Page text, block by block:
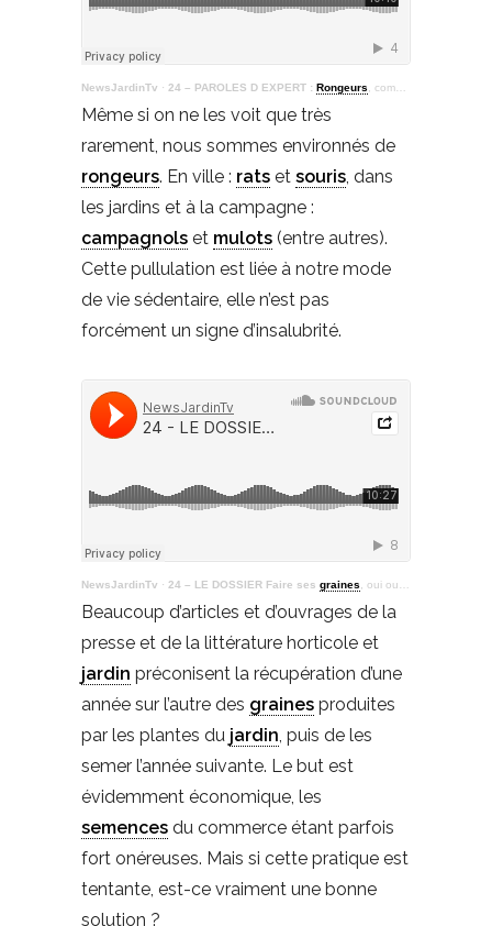
NewsJardinTv · 24 – PAROLES D EXPERT : Rongeurs , comment les contrôler?
Même si on ne les voit que très
rarement, nous sommes environnés de
rongeurs. En ville : rats et souris , dans
les jardins et à la campagne :
campagnols et mulots (entre autres).
Cette pullulation est liée à notre mode
de vie sédentaire, elle n’est pas
forcément un signe d’insalubrité.
NewsJardinTv · 24 – LE DOSSIER Faire ses graines , oui ou non ?
Beaucoup d’articles et d’ouvrages de la
presse et de la littérature horticole et
jardin préconisent la récupération d’une
année sur l’autre des graines produites
par les plantes du jardin , puis de les
semer l’année suivante. Le but est
évidemment économique, les
semences du commerce étant parfois
fort onéreuses. Mais si cette pratique est
tentante, est-ce vraiment une bonne
solution ?